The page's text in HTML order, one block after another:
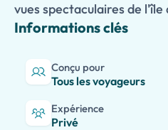
vues spectaculaires de l'île
Informations clés
Conçu pour
Tous les voyageurs
Expérience
Privé